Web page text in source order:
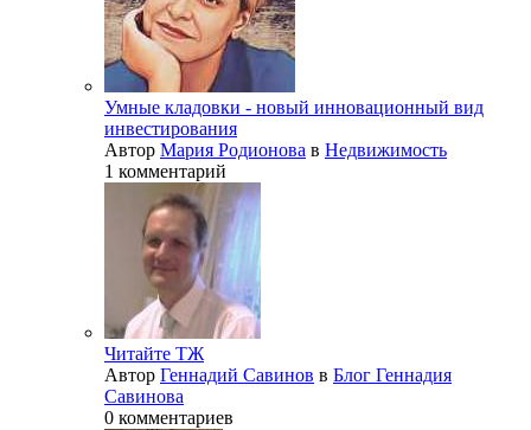
Умные кладовки - новый инновационный вид
инвестирования
Автор Мария Родионова в Недвижимость
1 комментарий
Читайте ТЖ
Автор Геннадий Савинов в Блог Геннадия
Савинова
0 комментариев